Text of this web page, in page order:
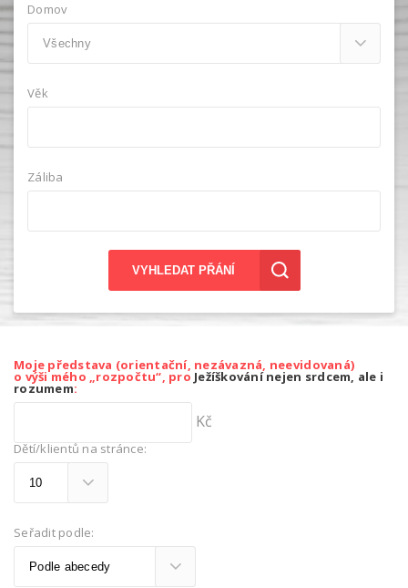
Domov
Věk
Záliba
VYHLEDAT PŘÁNÍ
Moje představa (orientační, nezávazná, neevidovaná)
o výši mého „rozpočtu“, pro Ježíškování nejen srdcem, ale i
rozumem:
Kč
Dětí/klientů na stránce:
Seřadit podle: